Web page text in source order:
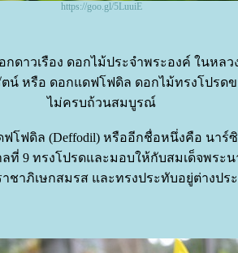
https://goo.gl/5LuuiE
ดาวเรือง ดอกไม้ประจำพระองค์ ในหลว
น์ หรือ ดอกแดฟโฟดิล ดอกไม้ทรงโปรด
ไม่ครบถ้วนสมบูรณ์
โฟดิล (Deffodil) หรืออีกชื่อหนึ่งคือ นาร์ซิ
ที่ 9 ทรงโปรดและมอบให้กับสมเด็จพระน
ชาภิเษกสมรส และทรงประทับอยู่ต่างปร